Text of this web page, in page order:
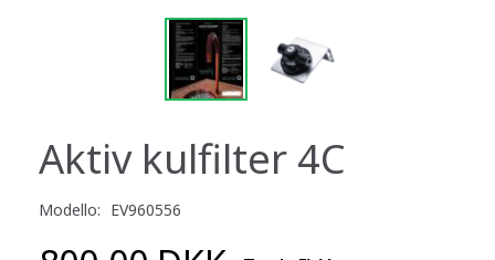
Aktiv kulfilter 4C
Modello: EV960556